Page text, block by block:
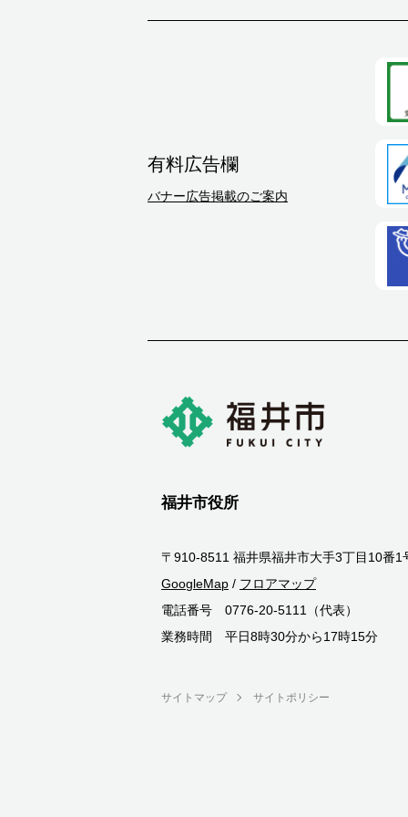
有料広告欄
バナー広告掲載のご案内
福井市役所
〒910-8511 福井県福井市大手3丁目10番1
GoogleMap / フロアマップ
電話番号 0776-20-5111（代表）
業務時間 平日8時30分から17時15分
サイトマップ サイトポリシー